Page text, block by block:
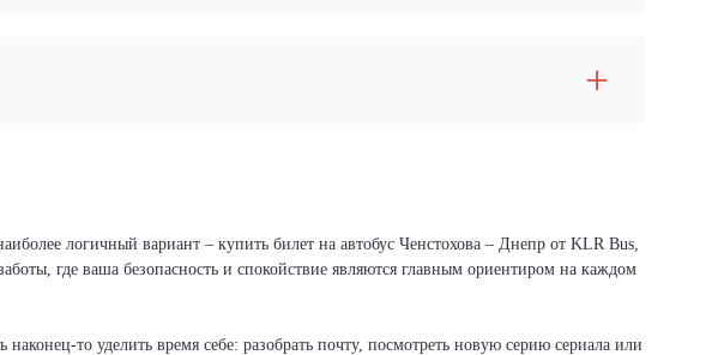
логичный вариант – купить билет на автобус Ченстохова – Днепр от KLR Bus,
где ваша безопасность и спокойствие являются главным ориентиром на каждом
то уделить время себе: разобрать почту, посмотреть новую серию сериала или